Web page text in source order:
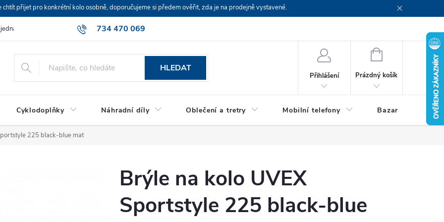
přijet pro konkrétní kolo osobně, doporučujeme si předem ověřit, zda je na prodejně vystavené.
734 470 069
HLEDAT
Přihlášení
NÁKUPNÍ
Prázdný košík
Cyklodoplňky Náhradní díly Oblečení a tretry Mobilní telefony Bazar Servis
225 black-blue mat
Brýle na kolo UVEX
Sportstyle 225 black-blue